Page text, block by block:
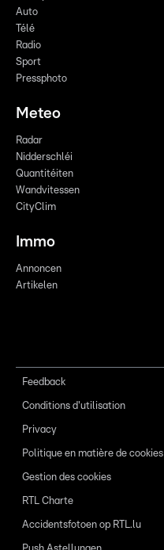
Auto
Télé
Radio
Sport
Pressphoto
Meteo
Radar
Nidderschléi
Quantitéiten
Wandvitessen
CityClim
Immo
Annoncen
Artikelen
Feedback
Conditions d'utilisation
Privacy
Politique en matière de cookies
Gestion des cookies
RTL Charte
Accidentsfotoen op RTL.lu